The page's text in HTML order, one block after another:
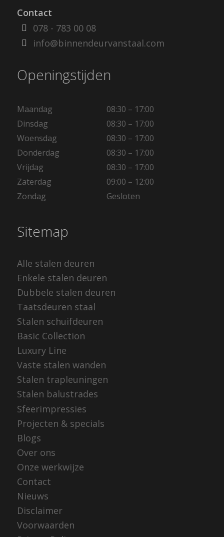
Contact
078 - 783 00 08
info@binnendeurvanstaal.com
Openingstijden
Maandag
08:30 – 17:00
Dinsdag
08:30 – 17:00
Woensdag
08:30 – 17:00
Donderdag
08:30 – 17:00
Vrijdag
08:30 – 17:00
Zaterdag
09:00 – 12:00
Zondag
Gesloten
Sitemap
Alle stalen deuren
Enkele stalen deuren
Dubbele stalen deuren
Taatsdeuren staal
Stalen schuifdeuren
Basic Collection
Luxury Line
Vaste stalen wanden
Stalen trapleuningen
Stalen balustrades
Sfeerimpressies
Projecten & specials
Blogs
Over ons
Onze werkwijze
Contact
Nieuws
Disclaimer
Voorwaarden